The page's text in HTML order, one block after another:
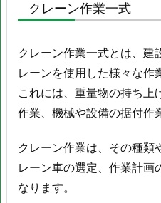
クレーン作業一式
クレーン作業一式とは、建
レーンを使用した様々な作
これには、重量物の持ち上
作業、機械や設備の据付作
クレーン作業は、その種類
レーン車の選定、作業計画
なります。